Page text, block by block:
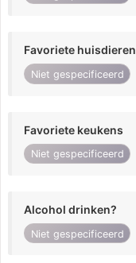
Favoriete huisdieren
Niet gespecificeerd
Favoriete keukens
Niet gespecificeerd
Alcohol drinken?
Niet gespecificeerd